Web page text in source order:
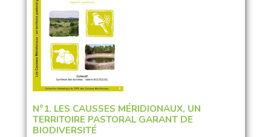
N°1. LES CAUSSES MÉRIDIONAUX, UN
TERRITOIRE PASTORAL GARANT DE
BIODIVERSITÉ